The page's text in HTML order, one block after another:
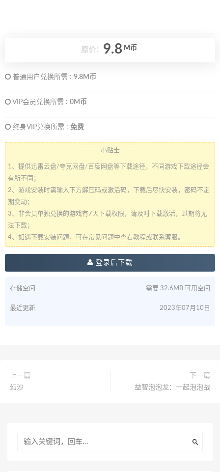
原价： 9.8 M币
普通用户兑换所需 : 9.8M币
VIP会员兑换所需 : 0M币
终身VIP兑换所需 : 免费
———— 小贴士 ————
1、提供迅雷云盘/夸克网盘/百度网盘等下载途径，不同游戏下载途径会
有所不同；
2、游戏安装时需输入下方解压码或激活码，下载后尽快安装，密码不定
期变动；
3、非会员单独兑换的游戏有7天下载权限，请及时下载激活，过期将无
法下载；
4、如遇下载安装问题，可在常见问题中查看教程或联系客服。
登录后下载
存储空间 需要 32.6MB 可用空间
最近更新 2023年07月10日
上一篇
幻沙
下一篇
益智泡泡龙：一起泡泡战